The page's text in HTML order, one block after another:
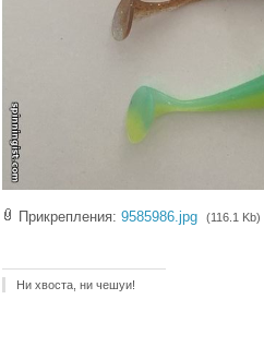
Прикрепления: 9585986.jpg (116.1 Kb)
Ни хвоста, ни чешуи!